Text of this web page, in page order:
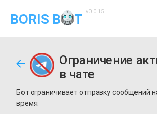
BORIS B T
v0.0.15
Ограничение
в чате
Бот ограничивает отправку сообщений
время.